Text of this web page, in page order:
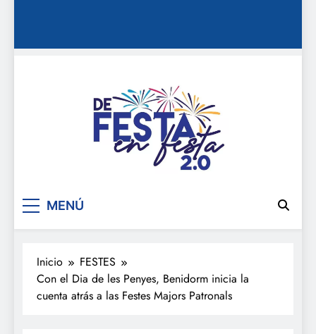
De festa en festa 2.0
MENÚ
Inicio
FESTES
Con el Dia de les Penyes, Benidorm inicia la
cuenta atrás a las Festes Majors Patronals